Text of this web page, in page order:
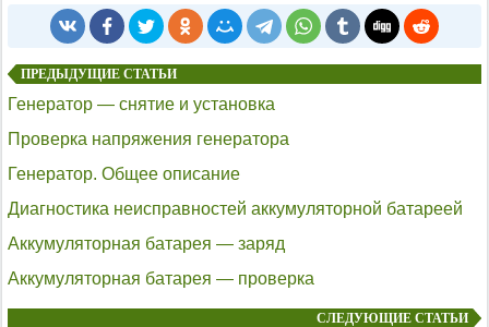
ПРЕДЫДУЩИЕ СТАТЬИ
Генератор — снятие и установка
Проверка напряжения генератора
Генератор. Общее описание
Диагностика неисправностей аккумуляторной батареей
Аккумуляторная батарея — заряд
Аккумуляторная батарея — проверка
СЛЕДУЮЩИЕ СТАТЬИ